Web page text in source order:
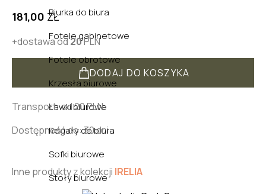
Biurka do biura
Fotele gabinetowe
Fotele obrotowe
Krzesła biurowe
Ławki biurowe
Regały do biura
Sofki biurowe
Stoły biurowe
181,00 ZŁ
+dostawa od20PLN
DODAJ DO KOSZYKA
Transport: od 20 PLN
Dostępność do: 30 dni
Inne produkty z kolekcji IRELIA